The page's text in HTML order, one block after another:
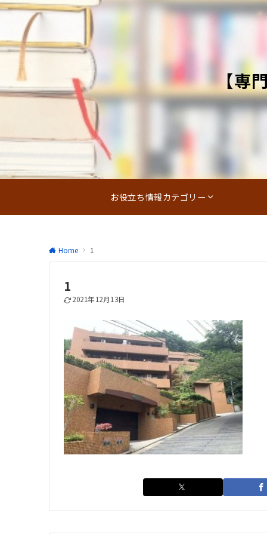
【専
お役立ち情報カテゴリー
Home 1
1
2021年12月13日